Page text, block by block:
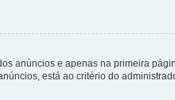
anúncios e apenas na primeira
está ao critério do